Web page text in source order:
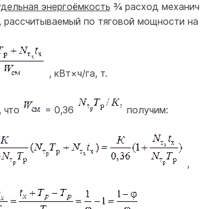
энергоёмкость ¾ расход
по тяговой мощности
, кВт×ч/га, т.
что = 0,36 получим:
,